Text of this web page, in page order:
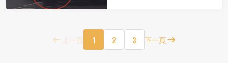
上一頁 1 2 3 下一頁